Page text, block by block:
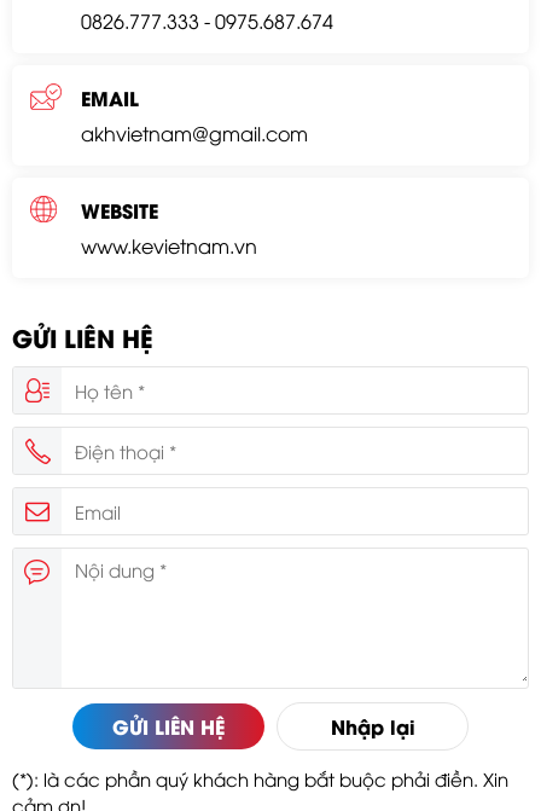
0826.777.333 -0975.687.674
EMAIL
akhvietnam@gmail.com
WEBSITE
www.kevietnam.vn
GỬI LIÊN HỆ
GỬI LIÊN HỆ Nhập lại
(*): là các phần quý khách hàng bắt buộc phải điền. Xin
cảm ơn!